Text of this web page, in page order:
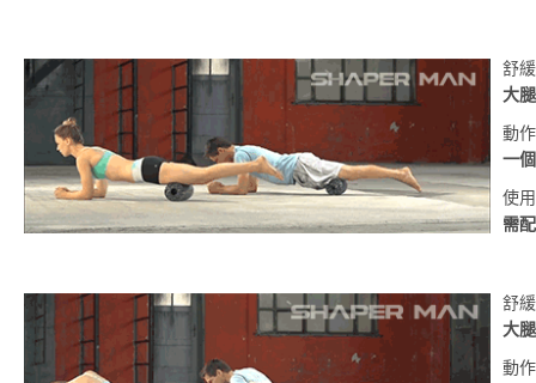
舒
大
動
一
使
需
舒
大
動